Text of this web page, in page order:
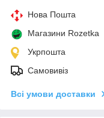
Нова Пошта
Магазини Rozetka
Укрпошта
Самовивіз
Всі умови доставки